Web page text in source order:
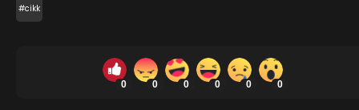
#cikk
0 0 0 0 0 0